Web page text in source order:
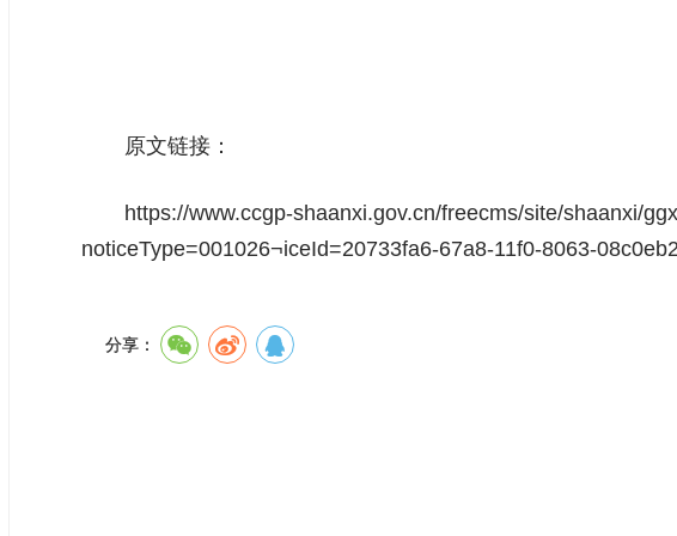
陕西中诚信达项目
2025年07
原文链接：
https://www.ccgp-shaanxi.gov.cn/freecms/site/shaanxi/
noticeType=001026¬iceId=20733fa6-67a8-11f0-8063-
分享：